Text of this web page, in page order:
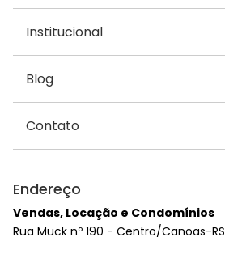
Institucional
Blog
Contato
Endereço
Vendas, Locação e Condomínios
Rua Muck nº 190 - Centro/Canoas-RS